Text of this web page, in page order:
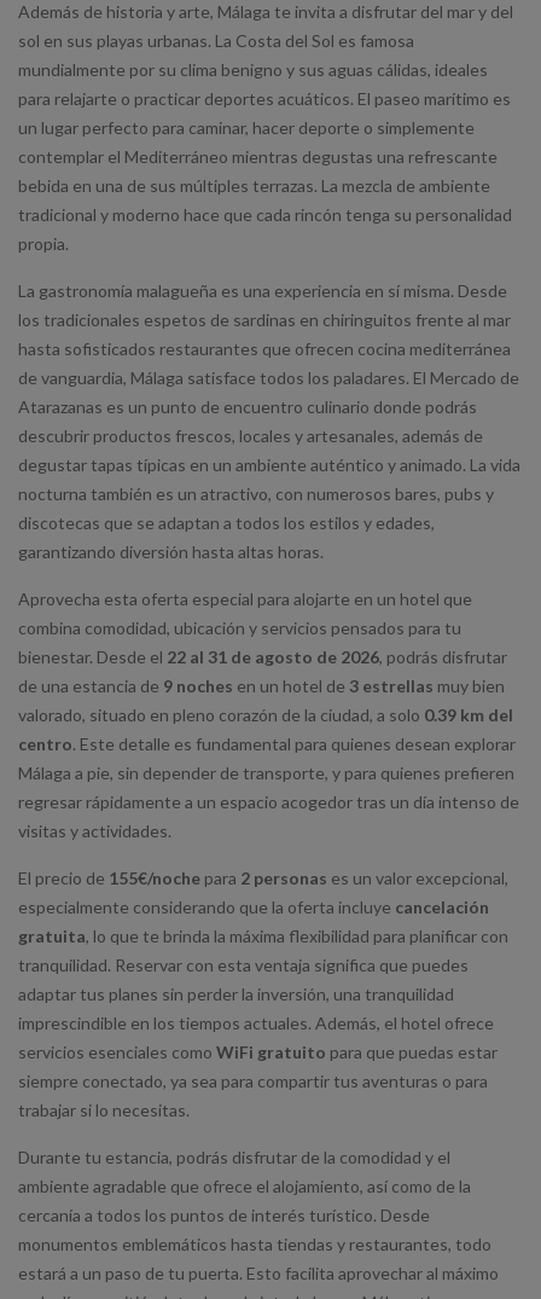
Además de historia y arte, Málaga te invita a disfrutar del mar y del
sol en sus playas urbanas. La Costa del Sol es famosa
mundialmente por su clima benigno y sus aguas cálidas, ideales
para relajarte o practicar deportes acuáticos. El paseo marítimo es
un lugar perfecto para caminar, hacer deporte o simplemente
contemplar el Mediterráneo mientras degustas una refrescante
bebida en una de sus múltiples terrazas. La mezcla de ambiente
tradicional y moderno hace que cada rincón tenga su personalidad
propia.
La gastronomía malagueña es una experiencia en sí misma. Desde
los tradicionales espetos de sardinas en chiringuitos frente al mar
hasta sofisticados restaurantes que ofrecen cocina mediterránea
de vanguardia, Málaga satisface todos los paladares. El Mercado de
Atarazanas es un punto de encuentro culinario donde podrás
descubrir productos frescos, locales y artesanales, además de
degustar tapas típicas en un ambiente auténtico y animado. La vida
nocturna también es un atractivo, con numerosos bares, pubs y
discotecas que se adaptan a todos los estilos y edades,
garantizando diversión hasta altas horas.
Aprovecha esta oferta especial para alojarte en un hotel que
combina comodidad, ubicación y servicios pensados para tu
bienestar. Desde el 22 al 31 de agosto de 2026, podrás disfrutar
de una estancia de 9 noches en un hotel de 3 estrellas muy bien
valorado, situado en pleno corazón de la ciudad, a solo 0.39 km del
centro. Este detalle es fundamental para quienes desean explorar
Málaga a pie, sin depender de transporte, y para quienes prefieren
regresar rápidamente a un espacio acogedor tras un día intenso de
visitas y actividades.
El precio de 155€/noche para 2 personas es un valor excepcional,
especialmente considerando que la oferta incluye cancelación
gratuita, lo que te brinda la máxima flexibilidad para planificar con
tranquilidad. Reservar con esta ventaja significa que puedes
adaptar tus planes sin perder la inversión, una tranquilidad
imprescindible en los tiempos actuales. Además, el hotel ofrece
servicios esenciales como WiFi gratuito para que puedas estar
siempre conectado, ya sea para compartir tus aventuras o para
trabajar si lo necesitas.
Durante tu estancia, podrás disfrutar de la comodidad y el
ambiente agradable que ofrece el alojamiento, así como de la
cercanía a todos los puntos de interés turístico. Desde
monumentos emblemáticos hasta tiendas y restaurantes, todo
estará a un paso de tu puerta. Esto facilita aprovechar al máximo